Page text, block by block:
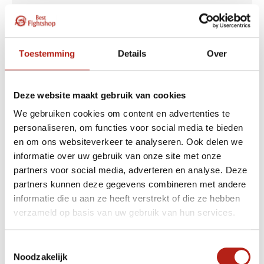
Toestemming Details Over
Deze website maakt gebruik van cookies
We gebruiken cookies om content en advertenties te
personaliseren, om functies voor social media te bieden
en om ons websiteverkeer te analyseren. Ook delen we
informatie over uw gebruik van onze site met onze
partners voor social media, adverteren en analyse. Deze
partners kunnen deze gegevens combineren met andere
informatie die u aan ze heeft verstrekt of die ze hebben
verzameld op basis van uw gebruik van hun services.
Noodzakelijk
die zijn ontworpen om je voetenwerk en snelheid
te verbeteren. Ze zijn ideaal voor sporters die hun
voetenwerk en coördinatie willen verbeteren,
zoals voetballers, basketballers en tennissers. Je
Medicijnballen
Medicijnballen zijn zware ballen die je kunt
gebruiken om kracht- en conditietrainingen te
doen. Je kunt ze gebruiken voor oefeningen zoals
squats, lunges en burpees, maar ook voor het
werpen van de bal tegen een muur of naar een
trainingspartner. Medicijnballen zijn verkrijgbaar in
Battle ropes